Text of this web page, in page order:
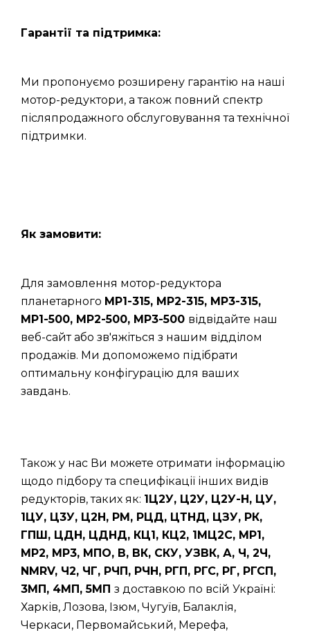
Гарантії та підтримка:
Ми пропонуємо розширену гарантію на наші
мотор-редуктори, а також повний спектр
післяпродажного обслуговування та технічної
підтримки.
Як замовити:
Для замовлення мотор-редуктора
планетарного МР1-315, МР2-315, МР3-315,
МР1-500, МР2-500, МР3-500 відвідайте наш
веб-сайт або зв'яжіться з нашим відділом
продажів. Ми допоможемо підібрати
оптимальну конфігурацію для ваших
завдань.
Також у нас Ви можете отримати інформацію
щодо підбору та специфікації інших видів
редукторів, таких як: 1Ц2У, Ц2У, Ц2У-Н, ЦУ,
1ЦУ, Ц3У, Ц2Н, РМ, РЦД, ЦТНД, ЦЗУ, РК,
ГПШ, ЦДН, ЦДНД, КЦ1, КЦ2, 1МЦ2С, МР1,
МР2, МР3, МПО, В, ВК, СКУ, УЗВК, А, Ч, 2Ч,
NMRV, Ч2, ЧГ, РЧП, РЧН, РГП, РГС, РГ, РГСП,
3МП, 4МП, 5МП з доставкою по всій Україні:
Харків, Лозова, Ізюм, Чугуїв, Балаклія,
Черкаси, Первомайський, Мерефа,